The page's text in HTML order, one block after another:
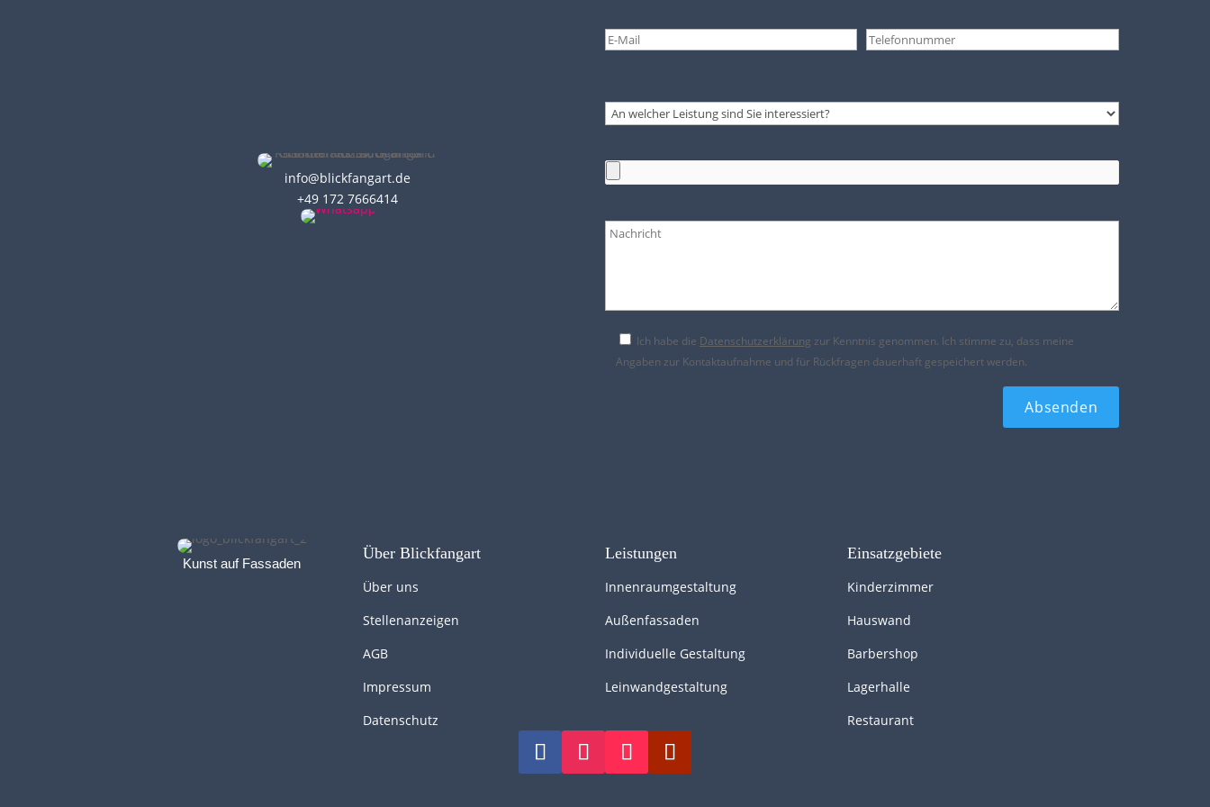
info@blickfangart.de
+49 172 7666414
dieses
dieses
leer.
Ich habe die Datenschutzerklärung zur Kenntnis genommen. Ich stimme zu, dass meine
Angaben zur Kontaktaufnahme und für Rückfragen dauerhaft gespeichert werden.
Kunst auf Fassaden
Über Blickfangart
Über uns
Stellenanzeigen
AGB
Impressum
Datenschutz
Leistungen
Innenraumgestaltung
Außenfassaden
Individuelle Gestaltung
Leinwandgestaltung
Einsatzgebiete
Kinderzimmer
Hauswand
Barbershop
Lagerhalle
Restaurant